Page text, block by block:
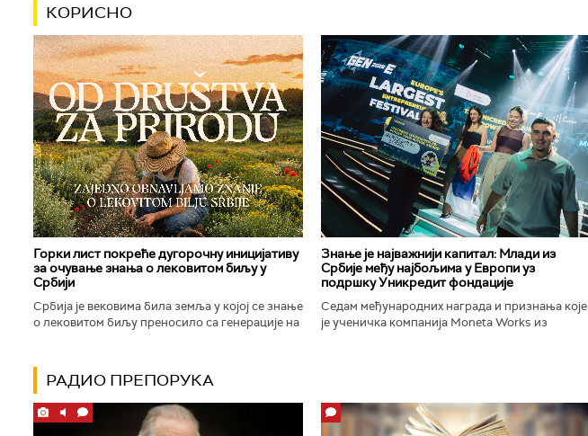
КОРИСНО
Горки лист покреће дугорочну иницијативу
за очување знања о лековитом биљу у
Србији
Србија је вековима била земља у којој се знање
о лековитом биљу преносило са генерације на
Знање је најважнији капитал: Млади из
Србије међу најбољима у Европи уз
подршку Уникредит фондације
Седам међународних награда и признања које
је ученичка компанија Moneta Works из
РАДИО ПРЕПОРУКА